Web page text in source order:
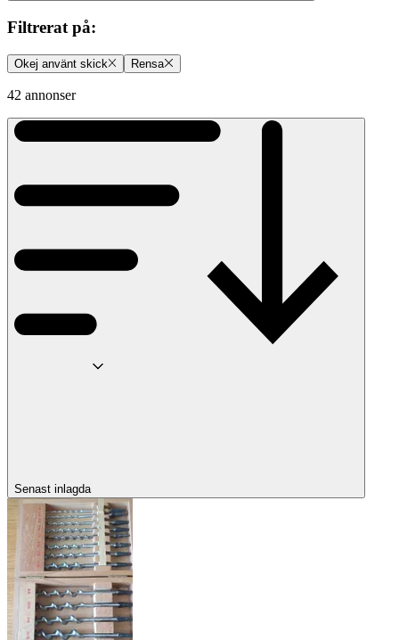
Filtrerat på:
Okej använt skick Rensa
42 annonser
Senast inlagda